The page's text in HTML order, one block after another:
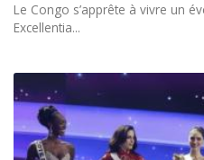
Le Congo s’apprête à vivre un
Excellentia...